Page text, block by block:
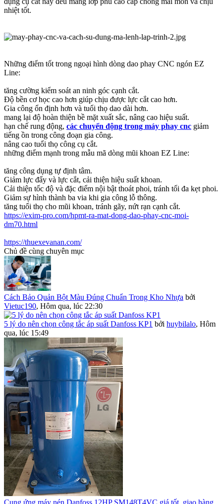
nhiệt tốt.
Những điểm tốt trong ngoại hình dòng dao phay CNC ngón EZ
Line:
tăng cường kiểm soát an ninh góc cạnh cắt.
Độ bền cơ học cao hơn giúp chịu được lực cắt cao hơn.
Gia công ổn định hơn và tuổi thọ dao dài hơn.
mang lại độ hoàn thiện bề mặt xuất sắc, nâng cao hiệu suất.
hạn chế rung động, các chuyển động trong máy phay cnc giảm
tiếng ồn trong công đoạn gia công.
nâng cao tuổi thọ công cụ cắt.
những điểm mạnh trong mẫu mã dòng mũi khoan EZ Line:
tăng công dụng tự định tâm.
Giảm lực đẩy và lực cắt, cải thiện hiệu suất khoan.
Cải thiện tốc độ và đặc điểm nội bật thoát phoi, tránh tối đa kẹt phoi.
Giảm sự hình thành ba via khi gia công lỗ thông.
tăng tuổi thọ cho mũi khoan, tránh gãy, nứt rạn cạnh cắt.
https://exim-pro.com/hpmt-ra-mat-dong-dao-phay-cnc-moi-
dm70.html
https://thuexevanan.com/
Chủ đề cùng chuyên mục
Cách Bảo Quản Bột Màu Đúng Chuẩn Trong Kho Nhựa bởi
Vietuc190, Hôm qua, lúc 22:30
5 lý do nên chọn công tắc áp suất Danfoss KP1 bởi huybilalo, Hôm
qua, lúc 15:49